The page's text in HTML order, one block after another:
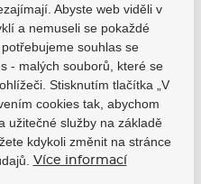
5 070 Kč
5 470 Kč
Abyste web viděli v
a nemuseli se pokaždé
souhlas se
- malých souborů, které se
Stisknutím tlačítka „V
cookies tak, abychom
užitečné služby na základě
kdykoli změnit na stránce
Více informací